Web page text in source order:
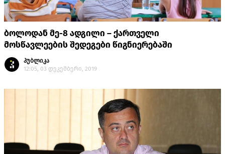
ბოლოდან მე-8 ადგილი – ქართველი
მოსწავლეების შედეგები წიგნიერებაში
პუბლიკა
12:05, 03 დეკემბერი, 2019